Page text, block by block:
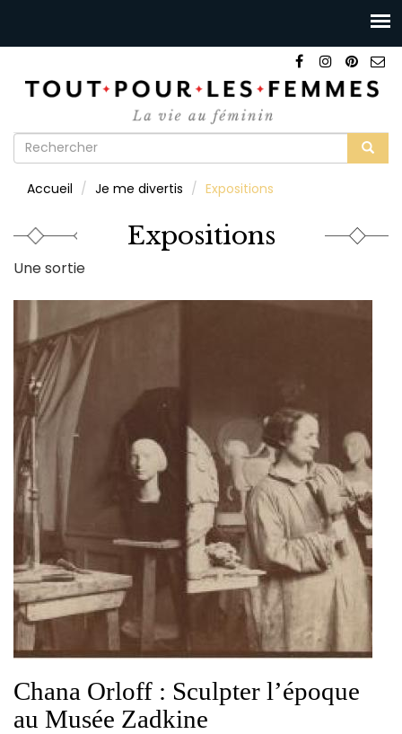
Formulaire
recherche
Accueil Je me divertis Expositions
Expositions
Une sortie
Chana Orloff : Sculpter l’époque
au Musée Zadkine